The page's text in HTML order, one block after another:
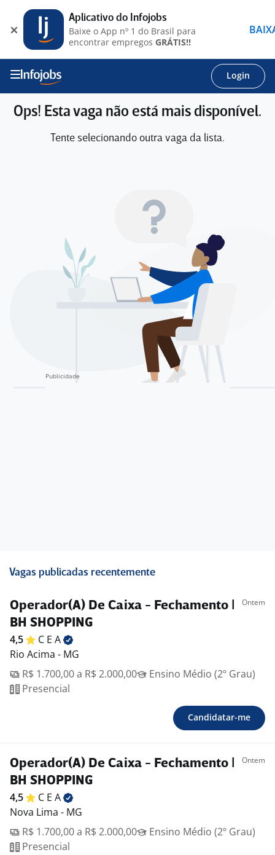
Login
Ops! Esta vaga não está mais disponível.
Tente selecionando outra vaga da lista.
Vagas publicadas recentemente
Operador(A) De Caixa - Fechamento |
BH SHOPPING
Ontem
4,5 C E A
Rio Acima - MG
R$ 1.700,00 a R$ 2.000,00
Ensino Médio (2º Grau)
Presencial
Candidatar-me
Operador(A) De Caixa - Fechamento |
BH SHOPPING
Ontem
4,5 C E A
Nova Lima - MG
R$ 1.700,00 a R$ 2.000,00
Ensino Médio (2º Grau)
Presencial
Aplicativo do Infojobs
Baixe o App nº 1 do Brasil para
encontrar empregos GRÁTIS!!